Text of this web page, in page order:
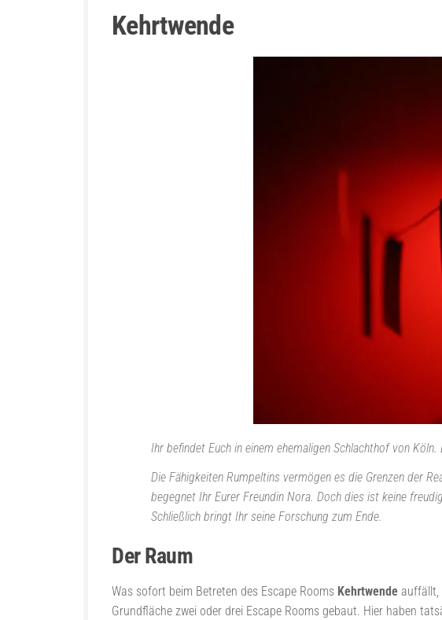
Kehrtwende
Ihr befindet Euch in einem ehemaligen Schlachthof von
Die Fähigkeiten Rumpeltins vermögen es die Grenzen der
begegnet Ihr Eurer Freundin Nora. Doch dies ist keine
Schließlich bringt Ihr seine Forschung zum Ende.
Der Raum
Was sofort beim Betreten des Escape Rooms Kehrtwende auffällt,
Grundfläche zwei oder drei Escape Rooms gebaut. Hier haben